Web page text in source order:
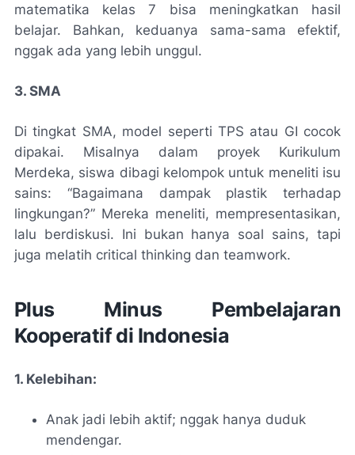
matematika kelas 7 bisa meningkatkan hasil
belajar. Bahkan, keduanya sama-sama efektif,
nggak ada yang lebih unggul.
3. SMA
Di tingkat SMA, model seperti TPS atau GI cocok
dipakai. Misalnya dalam proyek Kurikulum
Merdeka, siswa dibagi kelompok untuk meneliti isu
sains: “Bagaimana dampak plastik terhadap
lingkungan?” Mereka meneliti, mempresentasikan,
lalu berdiskusi. Ini bukan hanya soal sains, tapi
juga melatih critical thinking dan teamwork.
Plus Minus Pembelajaran
Kooperatif di Indonesia
1. Kelebihan:
Anak jadi lebih aktif; nggak hanya duduk
mendengar.